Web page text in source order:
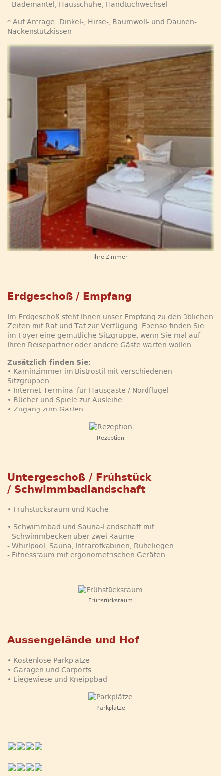
- Bademantel, Hausschuhe, Handtuchwechsel
* Auf Anfrage: Dinkel-, Hirse-, Baumwoll- und Daunen-
Nackenstützkissen
Ihre Zimmer
Erdgeschoß / Empfang
Im Erdgeschoß steht Ihnen unser Empfang zu den üblichen
Zeiten mit Rat und Tat zur Verfügung. Ebenso finden Sie
im Foyer eine gemütliche Sitzgruppe, wenn Sie mal auf
Ihren Reisepartner oder andere Gäste warten wollen.
Zusätzlich finden Sie:
• Kaminzimmer im Bistrostil mit verschiedenen
Sitzgruppen
• Internet-Terminal für Hausgäste / Nordflügel
• Bücher und Spiele zur Ausleihe
• Zugang zum Garten
Rezeption
Untergeschoß / Frühstück
/ Schwimmbadlandschaft
• Frühstücksraum und Küche
• Schwimmbad und Sauna-Landschaft mit:
- Schwimmbecken über zwei Räume
- Whirlpool, Sauna, Infrarotkabinen, Ruheliegen
- Fitnessraum mit ergonometrischen Geräten
Frühstücksraum
Aussengelände und Hof
• Kostenlose Parkplätze
• Garagen und Carports
• Liegewiese und Kneippbad
Parkplätze